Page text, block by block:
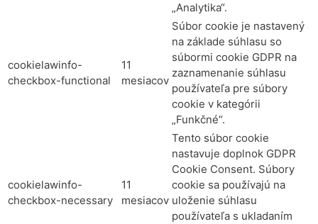
„Analytika“.
cookielawinfo-
checkbox-functional
11
mesiacov
Súbor cookie je nastavený
na základe súhlasu so
súbormi cookie GDPR na
zaznamenanie súhlasu
používateľa pre súbory
cookie v kategórii
„Funkčné“.
cookielawinfo-
checkbox-necessary
11
mesiacov
Tento súbor cookie
nastavuje doplnok GDPR
Cookie Consent. Súbory
cookie sa používajú na
uloženie súhlasu
používateľa s ukladaním